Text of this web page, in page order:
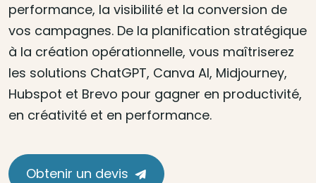
performance, la visibilité et la conversion de
vos campagnes. De la planification stratégique
à la création opérationnelle, vous maîtriserez
les solutions ChatGPT, Canva AI, Midjourney,
Hubspot et Brevo pour gagner en productivité,
en créativité et en performance.
Obtenir un devis